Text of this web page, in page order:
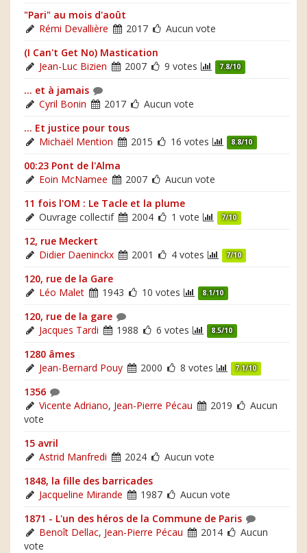
"Pari" au mois d'août
Rémi Devallière
2017
Aucun vote
(I Can't Get No) Mastication
Jean-Luc Bizien
2007 9 votes 7.8/10
... et à jamais
Cyril Bonin
2017
Aucun vote
... Et justice pour tous
Michaël Mention
2015 16 votes 8.8/10
00:23 Pont de l'Alma
Eoin McNamee
2007
Aucun vote
11 fois l'OM : Le Tacle et la plume
Ouvrage collectif
2004 1 vote 7/10
12, rue Meckert
Didier Daeninckx
2001 4 votes 7/10
120, rue de la Gare
Léo Malet
1943 10 votes 8.1/10
120, rue de la gare
Jacques Tardi
1988 6 votes 8.5/10
1280 âmes
Jean-Bernard Pouy
2000 8 votes 7.1/10
1356
Vicente Adriano, Jean-Pierre Pécau 2019
Aucun
vote
15 avril
Astrid Manfredi
2024
Aucun vote
1848, la fille des barricades
Jacqueline Mirande
1987
Aucun vote
1871 - L'un des héros de la Commune de Paris
Benoît Dellac, Jean-Pierre Pécau 2014
Aucun
vote